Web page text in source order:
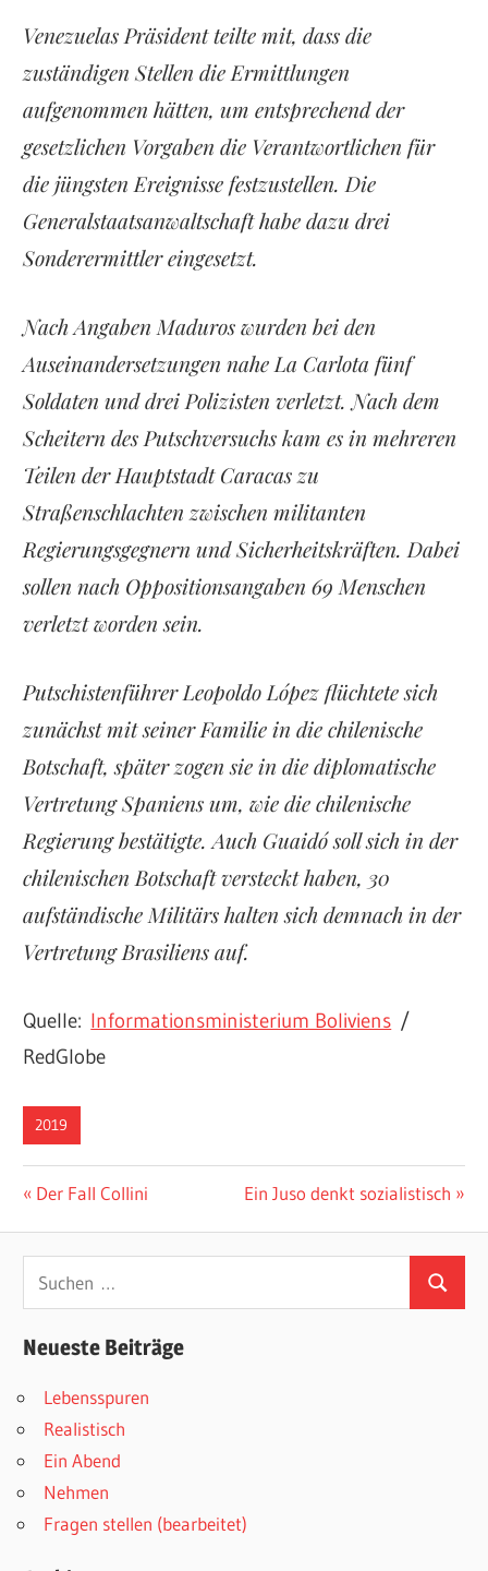
Venezuelas Präsident teilte mit, dass die
zuständigen Stellen die Ermittlungen
aufgenommen hätten, um entsprechend der
gesetzlichen Vorgaben die Verantwortlichen für
die jüngsten Ereignisse festzustellen. Die
Generalstaatsanwaltschaft habe dazu drei
Sonderermittler eingesetzt.
Nach Angaben Maduros wurden bei den
Auseinandersetzungen nahe La Carlota fünf
Soldaten und drei Polizisten verletzt. Nach dem
Scheitern des Putschversuchs kam es in mehreren
Teilen der Hauptstadt Caracas zu
Straßenschlachten zwischen militanten
Regierungsgegnern und Sicherheitskräften. Dabei
sollen nach Oppositionsangaben 69 Menschen
verletzt worden sein.
Putschistenführer Leopoldo López flüchtete sich
zunächst mit seiner Familie in die chilenische
Botschaft, später zogen sie in die diplomatische
Vertretung Spaniens um, wie die chilenische
Regierung bestätigte. Auch Guaidó soll sich in der
chilenischen Botschaft versteckt haben, 30
aufständische Militärs halten sich demnach in der
Vertretung Brasiliens auf.
Quelle: Informationsministerium Boliviens /
RedGlobe
2019
Beitragsnavigation
Vorheriger
Der Fall Collini
Nächster
Ein Juso denkt sozialistisch
Suchen
nach:
Suchen
Neueste Beiträge
Lebensspuren
Realistisch
Ein Abend
Nehmen
Fragen stellen (bearbeitet)